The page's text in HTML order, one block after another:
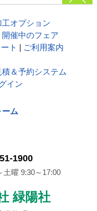
工オプション
開催中のフェア
ト
ご利用案内
積＆予約システム
イン
ーム
1900
土曜 9:30～17:00
緑陽社